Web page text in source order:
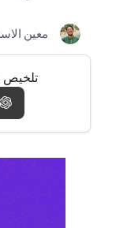
معين الاسلام·
26
تلخيص